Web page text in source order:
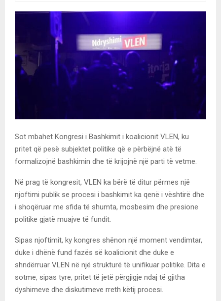
Sot mbahet Kongresi i Bashkimit i koalicionit VLEN, ku
pritet që pesë subjektet politike që e përbëjnë atë të
formalizojnë bashkimin dhe të krijojnë një parti të vetme.
Në prag të kongresit, VLEN ka bërë të ditur përmes një
njoftimi publik se procesi i bashkimit ka qenë i vështirë dhe
i shoqëruar me sfida të shumta, mosbesim dhe presione
politike gjatë muajve të fundit.
Sipas njoftimit, ky kongres shënon një moment vendimtar,
duke i dhënë fund fazës së koalicionit dhe duke e
shndërruar VLEN në një strukturë të unifikuar politike. Dita e
sotme, sipas tyre, pritet të jetë përgjigje ndaj të gjitha
dyshimeve dhe diskutimeve rreth këtij procesi.